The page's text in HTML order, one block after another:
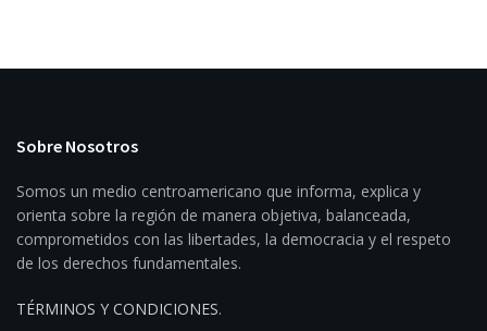
Sobre Nosotros
Somos un medio centroamericano que informa, explica y
orienta sobre la región de manera objetiva, balanceada,
comprometidos con las libertades, la democracia y el respeto
de los derechos fundamentales.
TÉRMINOS Y CONDICIONES.